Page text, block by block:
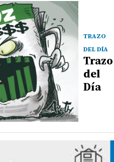
TRAZO
DEL DÍA
Trazo
del
Día